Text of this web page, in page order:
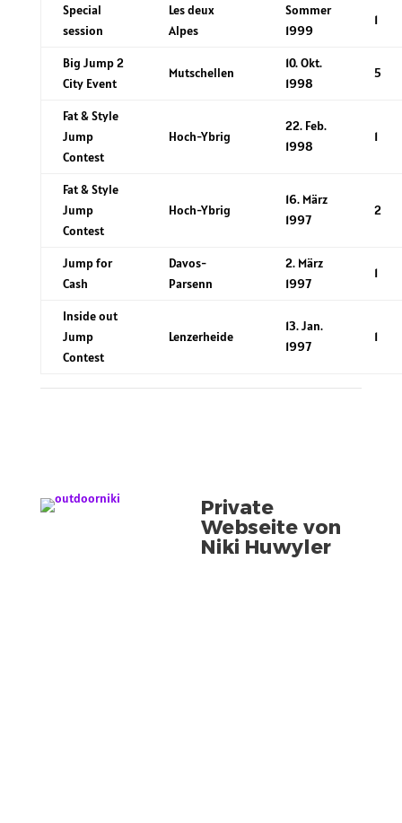
Special
session
Les deux
Alpes
Sommer
1999
1
Big Jump 2
City Event
Mutschellen
10. Okt.
1998
5
Fat & Style
Jump
Contest
Hoch-Ybrig
22. Feb.
1998
1
Fat & Style
Jump
Contest
Hoch-Ybrig
16. März
1997
2
Jump for
Cash
Davos-
Parsenn
2. März
1997
1
Inside out
Jump
Contest
Lenzerheide
13. Jan.
1997
1
Private
Webseite von
Niki Huwyler